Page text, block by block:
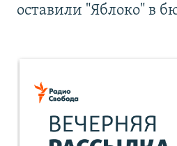
оставили "Яблоко" в